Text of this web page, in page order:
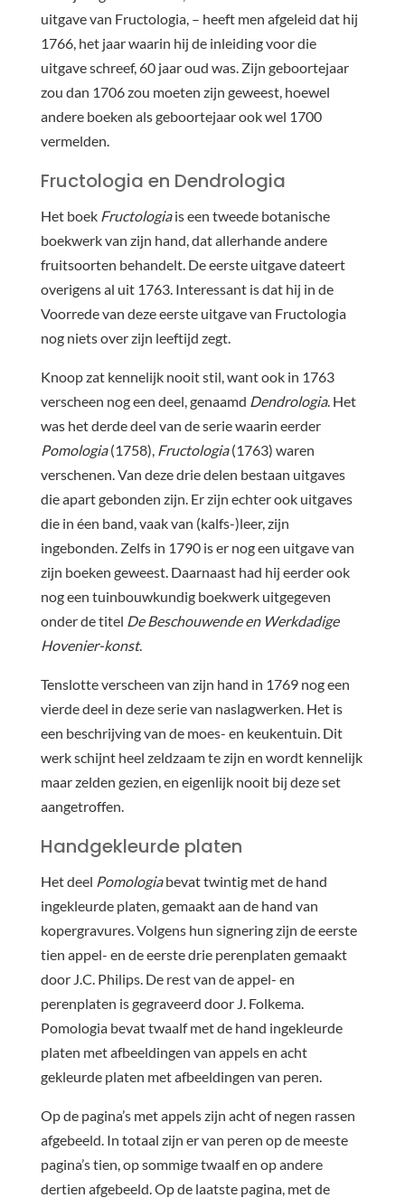
uitgave van Fructologia, – heeft men afgeleid dat hij
1766, het jaar waarin hij de inleiding voor die
uitgave schreef, 60 jaar oud was. Zijn geboortejaar
zou dan 1706 zou moeten zijn geweest, hoewel
andere boeken als geboortejaar ook wel 1700
vermelden.
Fructologia en Dendrologia
Het boek Fructologiais een tweede botanische
boekwerk van zijn hand, dat allerhande andere
fruitsoorten behandelt. De eerste uitgave dateert
overigens al uit 1763. Interessant is dat hij in de
Voorrede van deze eerste uitgave van Fructologia
nog niets over zijn leeftijd zegt.
Knoop zat kennelijk nooit stil, want ook in 1763
verscheen nog een deel, genaamd Dendrologia. Het
was het derde deel van de serie waarin eerder
Pomologia(1758), Fructologia(1763) waren
verschenen. Van deze drie delen bestaan uitgaves
die apart gebonden zijn. Er zijn echter ook uitgaves
die in éen band, vaak van (kalfs-)leer, zijn
ingebonden. Zelfs in 1790 is er nog een uitgave van
zijn boeken geweest. Daarnaast had hij eerder ook
nog een tuinbouwkundig boekwerk uitgegeven
onder de titel De Beschouwende en Werkdadige
Hovenier-konst.
Tenslotte verscheen van zijn hand in 1769 nog een
vierde deel in deze serie van naslagwerken. Het is
een beschrijving van de moes- en keukentuin. Dit
werk schijnt heel zeldzaam te zijn en wordt kennelijk
maar zelden gezien, en eigenlijk nooit bij deze set
aangetroffen.
Handgekleurde platen
Het deel Pomologiabevat twintig met de hand
ingekleurde platen, gemaakt aan de hand van
kopergravures. Volgens hun signering zijn de eerste
tien appel- en de eerste drie perenplaten gemaakt
door J.C. Philips. De rest van de appel- en
perenplaten is gegraveerd door J. Folkema.
Pomologia bevat twaalf met de hand ingekleurde
platen met afbeeldingen van appels en acht
gekleurde platen met afbeeldingen van peren.
Op de pagina’s met appels zijn acht of negen rassen
afgebeeld. In totaal zijn er van peren op de meeste
pagina’s tien, op sommige twaalf en op andere
dertien afgebeeld. Op de laatste pagina, met de